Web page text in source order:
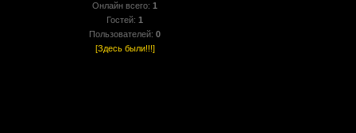
Онлайн всего: 1
Гостей: 1
Пользователей: 0
[Здесь были!!!]